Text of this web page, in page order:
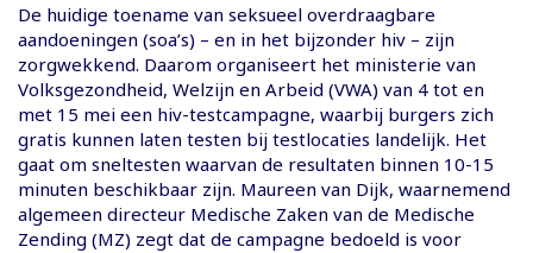
De huidige toename van seksueel overdraagbare
aandoeningen (soa’s) – en in het bijzonder hiv – zijn
zorgwekkend. Daarom organiseert het ministerie van
Volksgezondheid, Welzijn en Arbeid (VWA) van 4 tot en
met 15 mei een hiv-testcampagne, waarbij burgers zich
gratis kunnen laten testen bij testlocaties landelijk. Het
gaat om sneltesten waarvan de resultaten binnen 10-15
minuten beschikbaar zijn. Maureen van Dijk, waarnemend
algemeen directeur Medische Zaken van de Medische
Zending (MZ) zegt dat de campagne bedoeld is voor